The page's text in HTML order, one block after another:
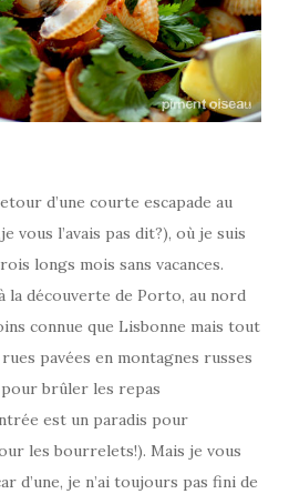
d’une courte escapade au
vous l’avais pas dit?), où je suis
longs mois sans vacances.
la découverte de Porto, au nord
connue que Lisbonne mais tout
pavées en montagnes russes
brûler les repas
est un paradis pour
les bourrelets!). Mais je vous
d’une, je n’ai toujours pas fini de